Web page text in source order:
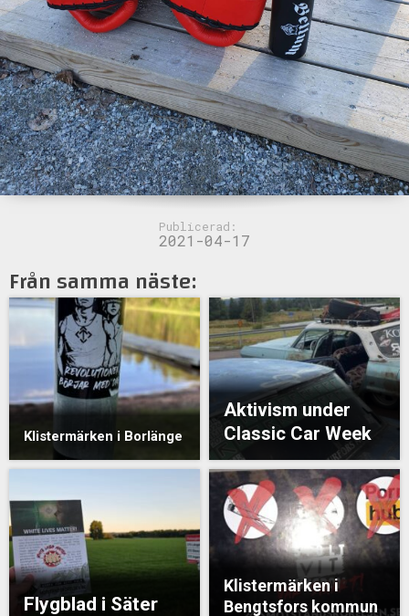
Publicerad:
2021-04-17
Från samma näste:
Klistermärken i Borlänge
Aktivism under
Classic Car Week
Flygblad i Säter
Klistermärken i
Bengtsfors kommun